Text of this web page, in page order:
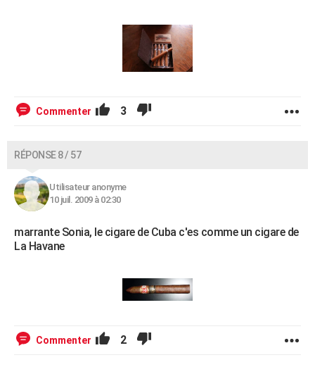
Commenter 3
RÉPONSE 8 / 57
Utilisateur anonyme
10 juil. 2009 à 02:30
marrante Sonia, le cigare de Cuba c'es comme un cigare de
La Havane
Commenter 2